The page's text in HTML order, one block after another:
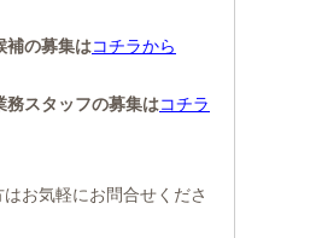
補の募集はコチラから
務スタッフの募集はコチラ
お気軽にお問合せくださ